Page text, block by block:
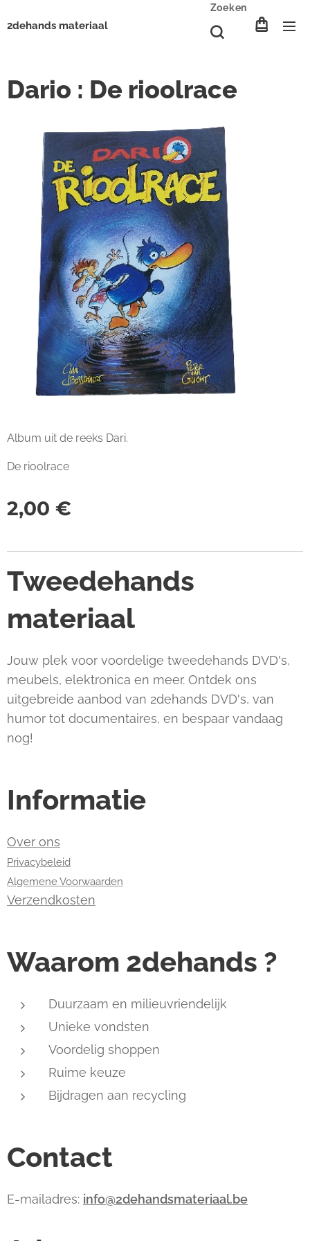
2dehands materiaal
Zoeken
Dario : De rioolrace
Album uit de reeks Dari.
De rioolrace
2,00 €
Tweedehands
materiaal
Jouw plek voor voordelige tweedehands DVD's,
meubels, elektronica en meer. Ontdek ons
uitgebreide aanbod van 2dehands DVD's, van
humor tot documentaires, en bespaar vandaag
nog!
Informatie
Over ons
Privacybeleid
Algemene Voorwaarden
Verzendkosten
Waarom 2dehands ?
Duurzaam en milieuvriendelijk
Unieke vondsten
Voordelig shoppen
Ruime keuze
Bijdragen aan recycling
Contact
E-mailadres: info@2dehandsmateriaal.be